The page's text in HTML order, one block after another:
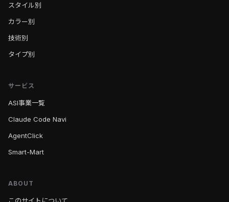
スタイル別
カラー別
技術別
タイプ別
サービス
ASI事業一覧
Claude Code Navi
AgentClick
Smart-Mart
ABOUT